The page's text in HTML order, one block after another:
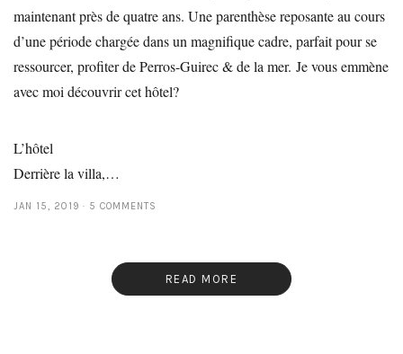
maintenant près de quatre ans. Une parenthèse reposante au cours
d’une période chargée dans un magnifique cadre, parfait pour se
ressourcer, profiter de Perros-Guirec & de la mer. Je vous emmène
avec moi découvrir cet hôtel?
L’hôtel
Derrière la villa,…
JAN 15, 2019 5 COMMENTS
READ MORE